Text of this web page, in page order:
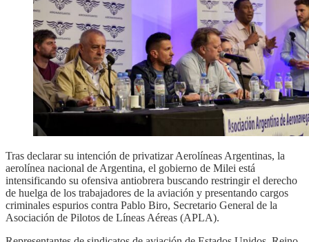
Tras declarar su intención de privatizar Aerolíneas Argentinas, la
aerolínea nacional de Argentina, el gobierno de Milei está
intensificando su ofensiva antiobrera buscando restringir el derecho
de huelga de los trabajadores de la aviación y presentando cargos
criminales espurios contra Pablo Biro, Secretario General de la
Asociación de Pilotos de Líneas Aéreas (APLA).